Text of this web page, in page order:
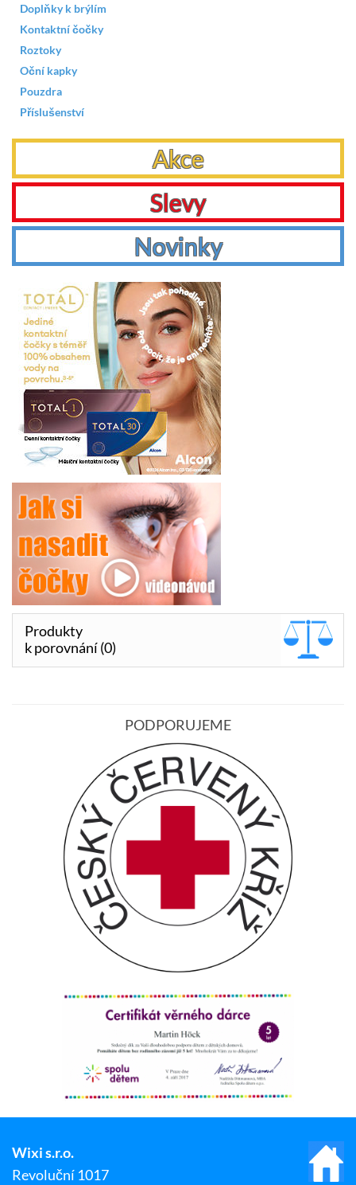
Doplňky k brýlím
Kontaktní čočky
Roztoky
Oční kapky
Pouzdra
Příslušenství
Akce
Slevy
Novinky
Produkty
k porovnání (0)
PODPORUJEME
Wixi s.r.o.
Revoluční 1017